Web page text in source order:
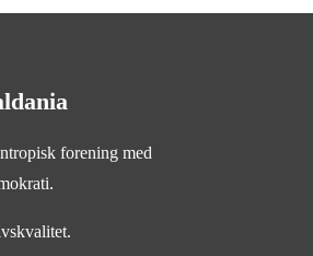
forening med